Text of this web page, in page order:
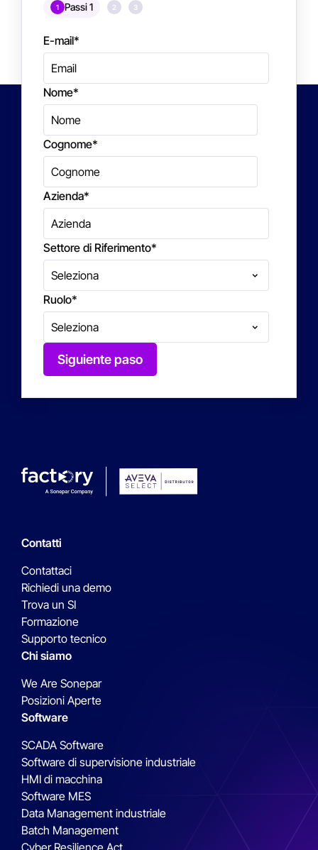
1 Passi 1 2 3
E-mail*
Nome*
Cognome*
Azienda*
Settore di Riferimento*
Ruolo*
Siguiente paso
Contatti
Contattaci
Richiedi una demo
Trova un SI
Formazione
Supporto tecnico
Chi siamo
We Are Sonepar
Posizioni Aperte
Software
SCADA Software
Software di supervisione industriale
HMI di macchina
Software MES
Data Management industriale
Batch Management
Cyber Resilience Act